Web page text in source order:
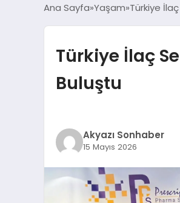
Ana Sayfa Yaşam Türkiye
Türkiye İlaç
Buluştu
Akyazı Sonhaber
15 Mayıs 2026